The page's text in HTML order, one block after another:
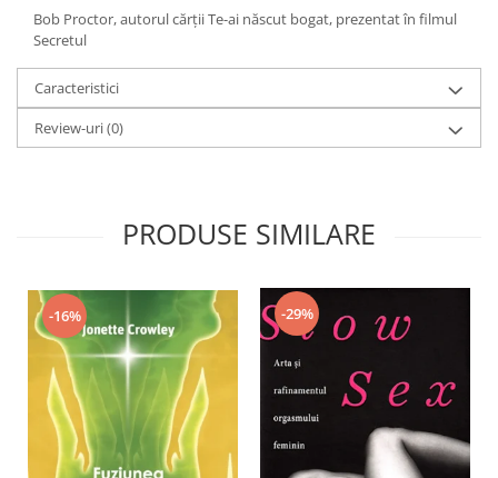
Spiritualitate şi ştiinţă
Cunoaștere
Bob Proctor, autorul cărţii Te-ai născut bogat, prezentat în filmul
Secretul
Caracteristici
Review-uri(0)
PRODUSE SIMILARE
-16% -29%